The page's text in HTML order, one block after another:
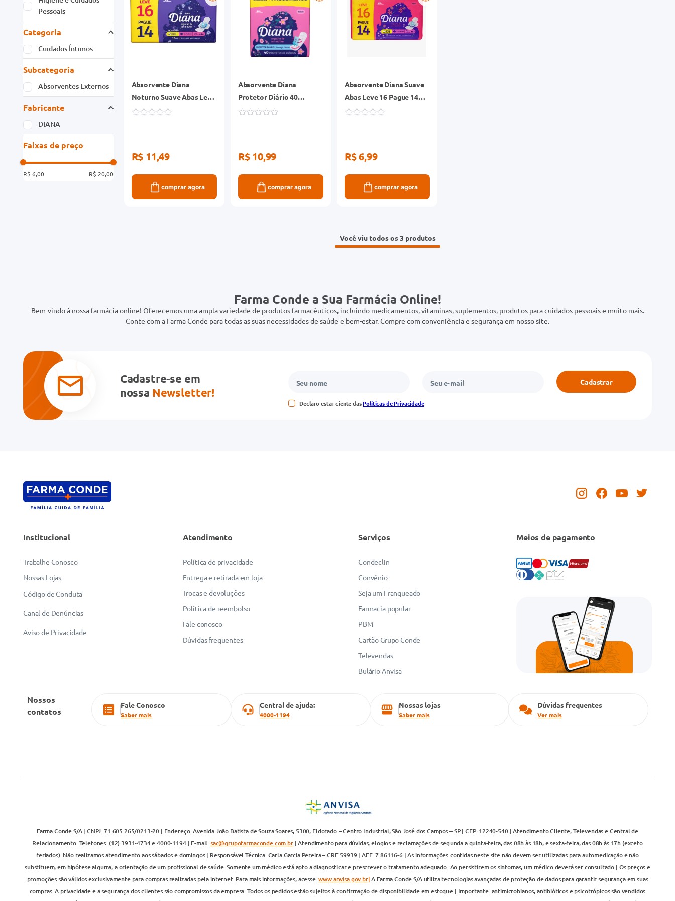
Pessoais
Categoria
Cuidados Íntimos
Subcategoria
Absorventes Externos
Fabricante
DIANA
Faixas de preço
R$ 6,00 R$ 20,00
Absorvente Diana
Noturno Suave Abas Leve
16 Pague 14 Unidades
R$ 11,49
comprar agora
Absorvente Diana
Protetor Diário 40
Unidades
R$ 10,99
comprar agora
Absorvente Diana Suave
Abas Leve 16 Pague 14
Unidades
R$ 6,99
comprar agora
Você viu todos os 3
Farma Conde a Sua Farmácia Online!
Bem-vindo à nossa farmácia online! Oferecemos uma ampla variedade de produtos farmacêuticos, incluindo medicamentos, vitaminas, suplementos, produtos para cuidados pessoais e muito mais.
Conte com a Farma Conde para todas as suas necessidades de saúde e bem-estar. Compre com conveniência e segurança em nosso site.
Cadastre-se em
nossa Newsletter!
Declaro estar ciente dasPolíticas de Privacidade
Cadastrar
Institucional
Trabalhe Conosco
Nossas Lojas
Código de Conduta
Canal de Denúncias
Aviso de Privacidade
Atendimento
Política de privacidade
Entrega e retirada em loja
Trocas e devoluções
Política de reembolso
Fale conosco
Dúvidas frequentes
Serviços
Condeclin
Convênio
Seja um Franqueado
Farmacia popular
PBM
Cartão Grupo Conde
Televendas
Bulário Anvisa
Meios de pagamento
Nossos
contatos
Fale Conosco
Saber mais
Central de ajuda:
4000-1194
Nossas lojas
Saber mais
Dúvidas frequentes
Ver mais
Farma Conde S/A | CNPJ: 71.605.265/0213-20 | Endereço: Avenida João Batista de Souza Soares, 5300, Eldorado – Centro Industrial, São José dos Campos – SP | CEP: 12240-540 | Atendimento Cliente, Televendas e Central de
Relacionamento: Telefones: (12) 3931-4734 e 4000-1194 | E-mail:sac@grupofarmaconde.com.br| Atendimento para dúvidas, elogios e reclamações de segunda a quinta-feira, das 08h às 18h, e sexta-feira, das 08h às 17h (exceto
feriados). Não realizamos atendimento aos sábados e domingos | Responsável Técnica: Carla Garcia Pereira – CRF 59939 | AFE: 7.86116-6 | As informações contidas neste site não devem ser utilizadas para automedicação e não
substituem, em hipótese alguma, a orientação de um profissional de saúde. Somente um médico está apto a diagnosticar e prescrever o tratamento adequado. Ao persistirem os sintomas, um médico deverá ser consultado | Os preços e
promoções são válidos exclusivamente para compras realizadas pela internet. Para mais informações, acesse:www.anvisa.gov.br|A Farma Conde S/A utiliza tecnologias avançadas de proteção de dados para garantir segurança em suas
compras. A privacidade e a segurança dos clientes são compromissos da empresa. Todos os pedidos estão sujeitos à confirmação de disponibilidade em estoque | Importante: antimicrobianos, antibióticos e psicotrópicos são vendidos